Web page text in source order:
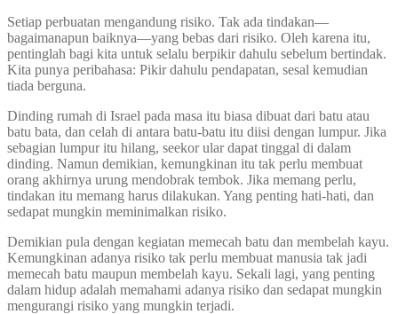
Setiap perbuatan mengandung risiko. Tak ada tindakan—
bagaimanapun baiknya—yang bebas dari risiko. Oleh karena itu,
pentinglah bagi kita untuk selalu berpikir dahulu sebelum bertindak.
Kita punya peribahasa: Pikir dahulu pendapatan, sesal kemudian
tiada berguna.
Dinding rumah di Israel pada masa itu biasa dibuat dari batu atau
batu bata, dan celah di antara batu-batu itu diisi dengan lumpur. Jika
sebagian lumpur itu hilang, seekor ular dapat tinggal di dalam
dinding. Namun demikian, kemungkinan itu tak perlu membuat
orang akhirnya urung mendobrak tembok. Jika memang perlu,
tindakan itu memang harus dilakukan. Yang penting hati-hati, dan
sedapat mungkin meminimalkan risiko.
Demikian pula dengan kegiatan memecah batu dan membelah kayu.
Kemungkinan adanya risiko tak perlu membuat manusia tak jadi
memecah batu maupun membelah kayu. Sekali lagi, yang penting
dalam hidup adalah memahami adanya risiko dan sedapat mungkin
mengurangi risiko yang mungkin terjadi.